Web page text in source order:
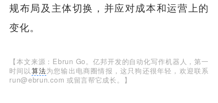
规布局及主体切换，并应对成本和运营上的
变化。
【本文来源：Ebrun Go。亿邦开发的自动化写作机器人，第一
时间以 算法为您输出电商圈情报，这只狗还很年轻，欢迎联系
run@ebrun.com 或留言帮它成长。】